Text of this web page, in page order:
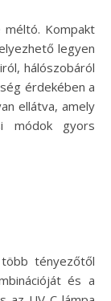
Kompakt
legyen
hálószobáról
érdekében a
ellátva, amely
módok gyors
több tényezőtől
és a